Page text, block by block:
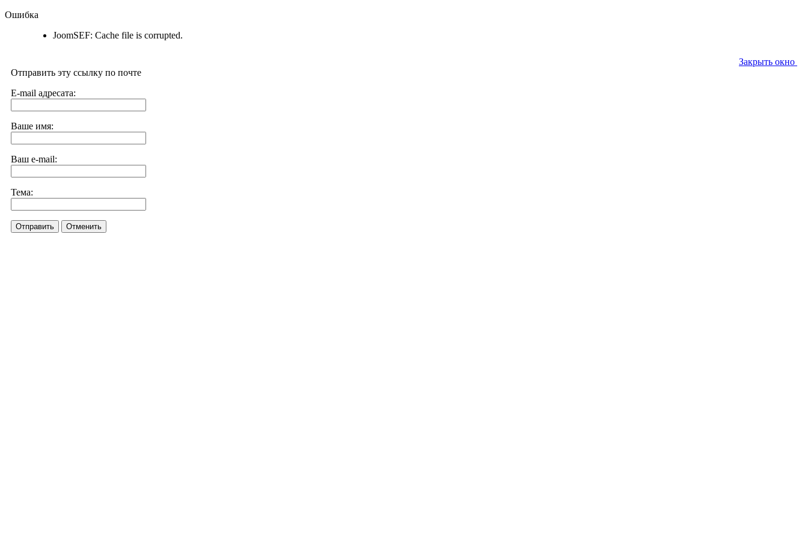
Ошибка
JoomSEF: Cache file is corrupted.
Закрыть окно
Отправить эту ссылку по почте
E-mail адресата:
Ваше имя:
Ваш e-mail:
Тема:
Отправить Отменить